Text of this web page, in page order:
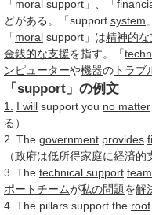
「moral support」、「
どがある。「support system
「moral support」は精神的な
金銭的な支援を指す。「
ンピューターや機器の トラブ
「support」の例文
1. I will support you no matter
る）
2. The government provides
（政府は低所得家庭に経済的
3. The technical support team
ポートチームが私の問題を解
4. The pillars support the roof